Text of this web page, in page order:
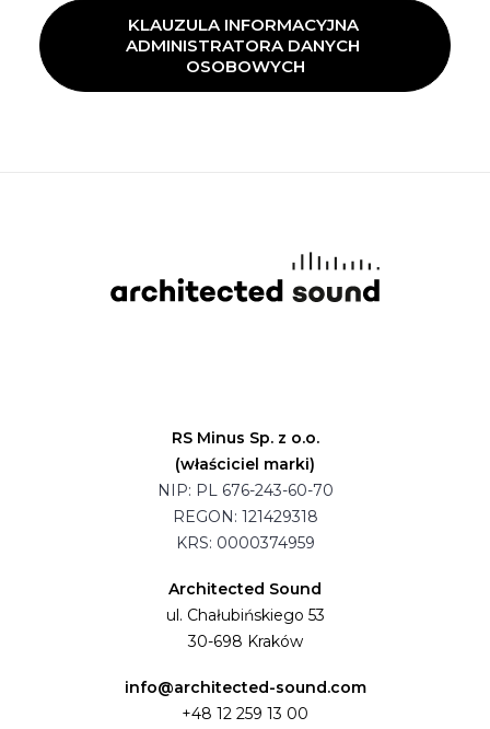
KLAUZULA INFORMACYJNA
ADMINISTRATORA DANYCH
OSOBOWYCH
RS Minus Sp. z o.o.
(właściciel marki)
NIP: PL 676-243-60-70
REGON: 121429318
KRS: 0000374959
Architected Sound
ul. Chałubińskiego 53
30-698 Kraków
info@architected-sound.com
+48 12 259 13 00